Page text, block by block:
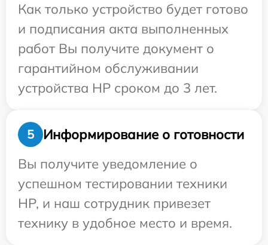
Как только устройство будет готово
и подписания акта выполненных
работ Вы получите документ о
гарантийном обслуживании
устройства HP сроком до 3 лет.
5
Информирование о готовности
Вы получите уведомление о
успешном тестировании техники
HP, и наш сотрудник привезет
технику в удобное место и время.